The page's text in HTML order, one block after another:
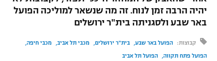
לוח שידורים
ברחבה
הפועל באר שבע
מכבי נתניה
ליגה סינית
ליגות נוספות
אגרוף
ספורט אולימפי
יהיה הרבה זמן לנוח. זה מה שנשאר למוליכה הפועל
באר שבע ולסגניתה בית"ר ירושלים
קבוצות: הפועל באר שבע בית"ר ירושלים מכבי תל אביב מכבי חיפה
הפועל פתח תקווה הפועל תל אביב